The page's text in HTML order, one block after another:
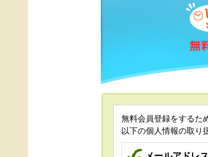
無料会員登録をするた
以下の個人情報の取り